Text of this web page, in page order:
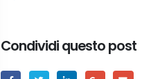
Condividi questo post